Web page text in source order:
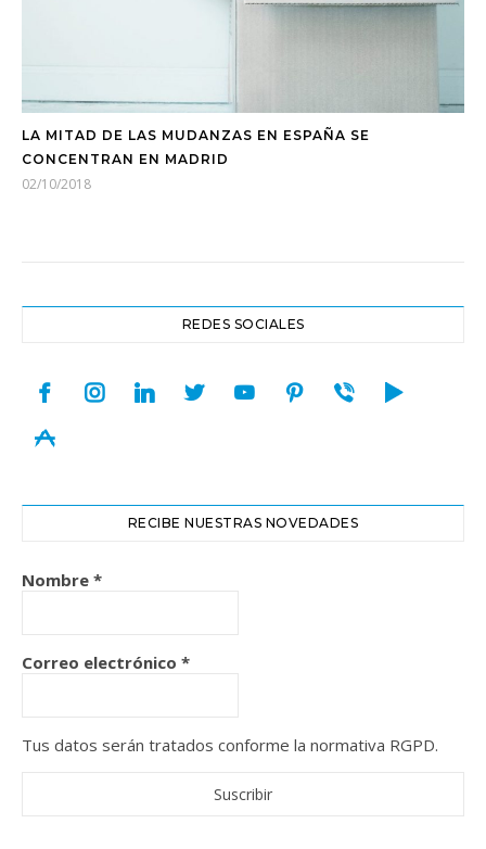
LA MITAD DE LAS MUDANZAS EN ESPAÑA SE
CONCENTRAN EN MADRID
02/10/2018
REDES SOCIALES
facebookinstagramlinkedintwitteryoutubepinterest
viber play
appstore
RECIBE NUESTRAS NOVEDADES
Nombre *
Correo electrónico *
Tus datos serán tratados conforme la normativa RGPD.